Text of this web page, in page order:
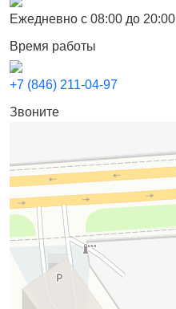
Ежедневно с 08:00 до 20:00
Время работы
+7 (846) 211-04-97
Звоните